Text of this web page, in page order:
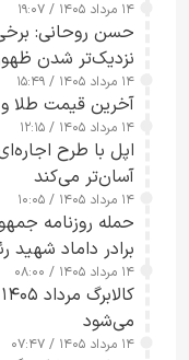
۱۴ مرداد ۱۴۰۵ / ۱۹:۰۷
حسن روحانی:
نزدیک‌تر شدن
۱۴ مرداد ۱۴۰۵ / ۱۵:۴۹
آخرین قیمت طلا و سکه در 14
۱۴ مرداد ۱۴۰۵ / ۱۲:۱۵
اپل با طرح
آسان‌تر می‌کند
۱۴ مرداد ۱۴۰۵ / ۱۰:۰۵
حمله روزنامه
برادر داماد شهید
۱۴ مرداد ۱۴۰۵ / ۰۸:۰۰
می‌شود
۱۴ مرداد ۱۴۰۵ / ۰۷:۴۷